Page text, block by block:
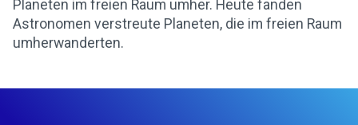
Planeten im freien Raum umher. Heute fanden
Astronomen verstreute Planeten, die im freien Raum
umherwanderten.